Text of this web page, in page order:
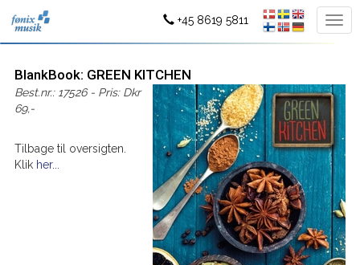
+45 8619 5811
BlankBook: GREEN KITCHEN
Best.nr.: 17526 - Pris: Dkr
69,-
Tilbage til oversigten.
Klik her...